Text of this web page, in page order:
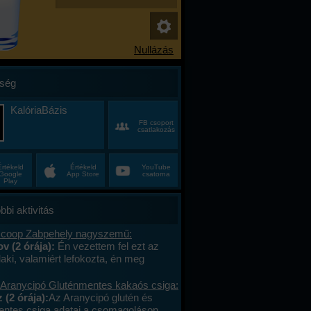
KalóriaBázis
FB csoport
csatlakozás
Play
Értékeld
App Store
YouTube
csatorna
aktivitás
Zabpehely nagyszemű:
(2 órája): Én vezettem fel ezt az
valamiért lefokozta, én meg
xD Pedig eskü, hogy minden
a csomagolásról írtam ki, pontosan.
nagyemű zabpehelyért. Jó ügynök
Gluténmentes kakaós csiga:
(2 órája):Az Aranycipó glutén és